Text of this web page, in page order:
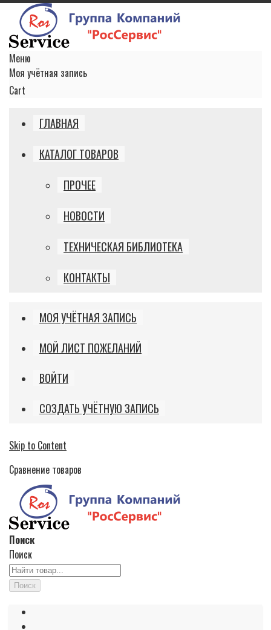
Меню
Моя учётная запись
Cart
ГЛАВНАЯ
КАТАЛОГ ТОВАРОВ
ПРОЧЕЕ
НОВОСТИ
ТЕХНИЧЕСКАЯ БИБЛИОТЕКА
КОНТАКТЫ
МОЯ УЧЁТНАЯ ЗАПИСЬ
МОЙ ЛИСТ ПОЖЕЛАНИЙ
ВОЙТИ
СОЗДАТЬ УЧЁТНУЮ ЗАПИСЬ
Skip to Content
Сравнение товаров
Поиск
Поиск
Поиск